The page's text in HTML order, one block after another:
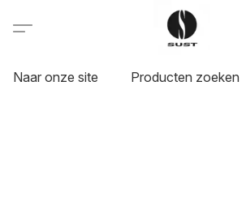
Naar onze site Producten zoeken